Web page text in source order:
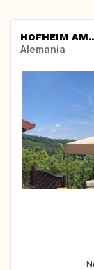
HOFHEIM
Alemania